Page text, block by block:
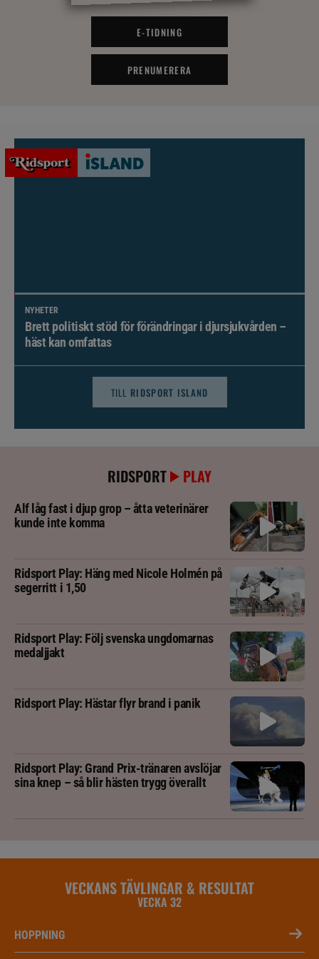
E-TIDNING
PRENUMERERA
NYHETER
Brett politiskt stöd för förändringar i djursjukvården –
häst kan omfattas
TILL RIDSPORT ISLAND
RIDSPORT PLAY
Alf låg fast i djup grop – åtta veterinärer
kunde inte komma
Ridsport Play: Häng med Nicole Holmén på
segerritt i 1,50
Ridsport Play: Följ svenska ungdomarnas
medaljjakt
Ridsport Play: Hästar flyr brand i panik
Ridsport Play: Grand Prix-tränaren avslöjar
sina knep – så blir hästen trygg överallt
VECKANS TÄVLINGAR & RESULTAT
VECKA 32
HOPPNING